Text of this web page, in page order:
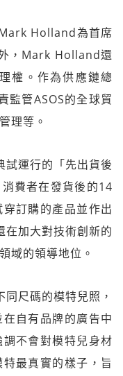
Holland為首席
，Mark Holland還
權。作為供應鏈總
管ASOS的全球貿
理等。
試運行的「先出貨後
費者在發貨後的14
訂購的產品並作出
在加大對技術創新的
域的領導地位。
尺碼的模特兒照，
自有品牌的廣告中
不會對模特兒身材
最真實的樣子，旨